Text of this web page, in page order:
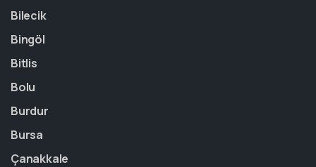
Bilecik
Bingöl
Bitlis
Bolu
Burdur
Bursa
Çanakkale